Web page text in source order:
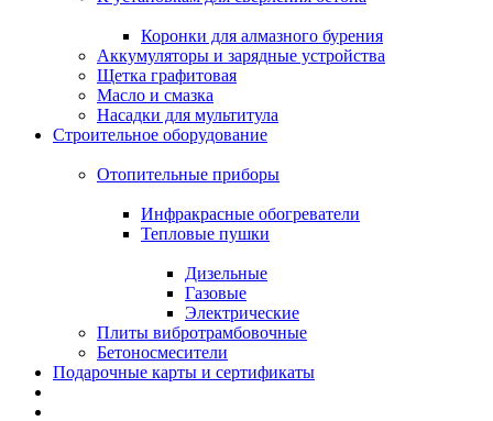
Коронки для алмазного бурения
Аккумуляторы и зарядные устройства
Щетка графитовая
Масло и смазка
Насадки для мультитула
Строительное оборудование
Отопительные приборы
Инфракрасные обогреватели
Тепловые пушки
Дизельные
Газовые
Электрические
Плиты вибротрамбовочные
Бетоносмесители
Подарочные карты и сертификаты